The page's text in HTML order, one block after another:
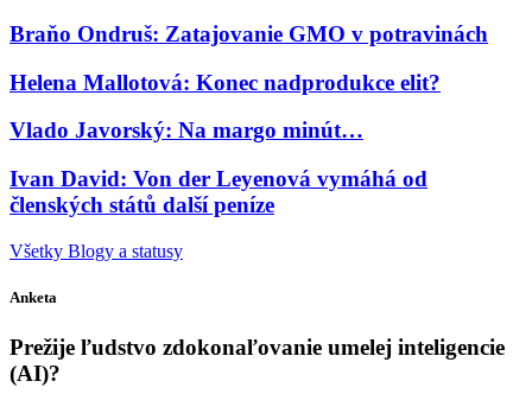
Braňo Ondruš: Zatajovanie GMO v potravinách
Helena Mallotová: Konec nadprodukce elit?
Vlado Javorský: Na margo minút…
Ivan David: Von der Leyenová vymáhá od
členských států další peníze
Všetky Blogy a statusy
Anketa
Prežije ľudstvo zdokonaľovanie umelej inteligencie
(AI)?